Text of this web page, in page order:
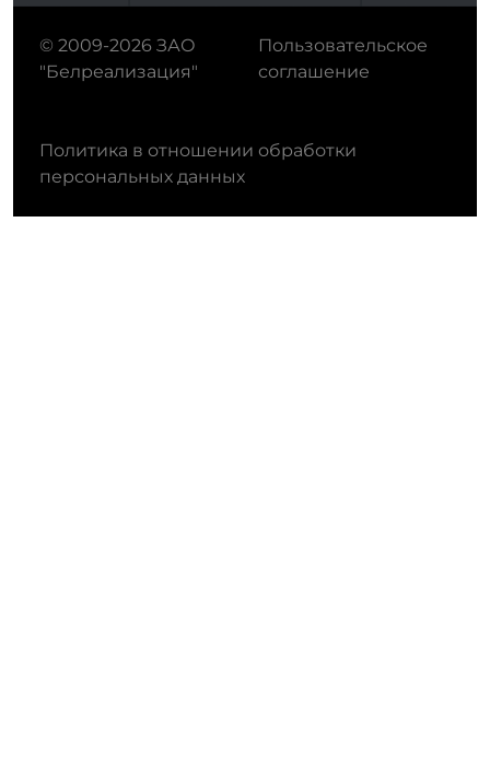
© 2009-2026 ЗАО
"Белреализация"
Пользовательское
соглашение
Политика в отношении обработки
персональных данных